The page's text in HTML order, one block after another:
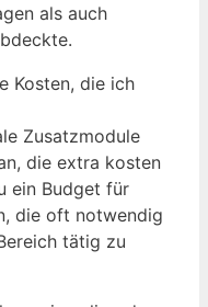
als auch
Kosten, die ich
Zusatzmodule
die extra kosten
ein Budget für
die oft notwendig
tätig zu